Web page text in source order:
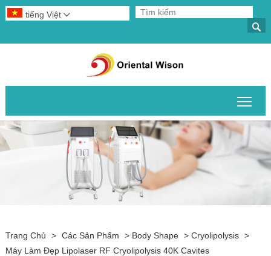

tiếng Việt 
Trang Chủ > Các Sản Phẩm > Body Shape > Cryolipolysis >
Máy Làm Đẹp Lipolaser RF Cryolipolysis 40K Cavites